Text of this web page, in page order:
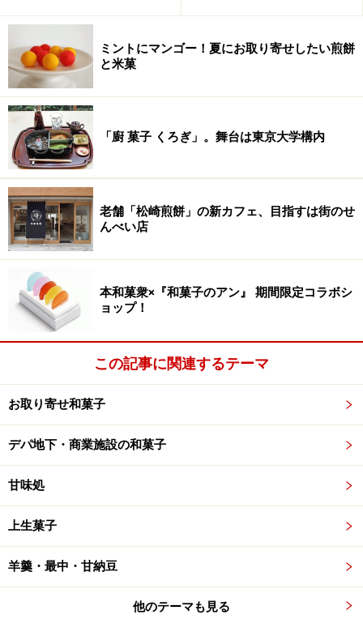
ミントにマンゴー！夏にお取り寄せしたい煎餅
と米菓
「廚 菓子 くろぎ」。舞台は東京大学構内
老舗「松崎煎餅」の新カフェ、目指すは街のせ
んべい店
本和菓衆×『和菓子のアン』 期間限定コラボシ
ョップ！
この記事に関連するテーマ
お取り寄せ和菓子
デパ地下・商業施設の和菓子
甘味処
上生菓子
羊羹・最中・甘納豆
他のテーマも見る